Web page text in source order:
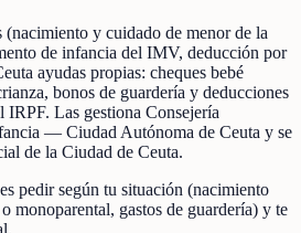
(nacimiento y cuidado de menor de la
de infancia del IMV, deducción por
ayudas propias: cheques bebé
bonos de guardería y deducciones
IRPF. Las gestiona Consejería
— Ciudad Autónoma de Ceuta y se
de la Ciudad de Ceuta.
pedir según tu situación (nacimiento
monoparental, gastos de guardería) y te